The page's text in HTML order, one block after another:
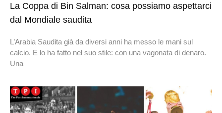
La Coppa di Bin Salman: cosa possiamo aspettarci
dal Mondiale saudita
L’Arabia Saudita già da diversi anni ha messo le mani sul
calcio. E lo ha fatto nel suo stile: con una vagonata di denaro.
Una